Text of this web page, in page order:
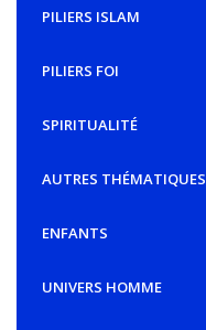
PILIERS ISLAM
PILIERS FOI
SPIRITUALITÉ
AUTRES THÉMATIQUES
ENFANTS
UNIVERS HOMME